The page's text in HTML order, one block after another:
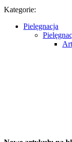
Kategorie:
Pielęgnacja